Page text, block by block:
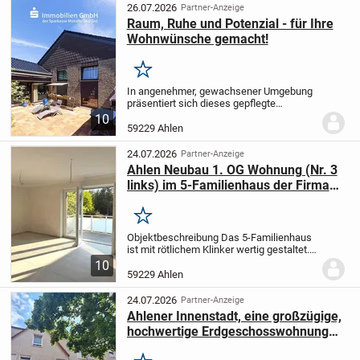
Grundstücken Platz....
10
26.07.2026 Partner-Anzeige
Raum, Ruhe und Potenzial - für Ihre
Wohnwünsche gemacht!
Merken
In angenehmer, gewachsener Umgebung
präsentiert sich dieses gepflegte
auf einem großzügigen Grundstück von
1.087 m². Rundum eingefriedet und
angenehm uneinsehbar...
59229 Ahlen
10
24.07.2026 Partner-Anzeige
Ahlen Neubau 1. OG Wohnung (Nr. 3
links) im 5-Familienhaus der Firma
Merken
Objektbeschreibung Das 5-Familienhaus
ist mit rötlichem Klinker wertig gestaltet.
eigene PV-Anlage. Im Plan ausgezeichnet
Wohnung Nr. 3: Die charmante Wohnung...
59229 Ahlen
24.07.2026 Partner-Anzeige
Ahlener Innenstadt, eine großzügige,
hochwertige Erdgeschosswohnung